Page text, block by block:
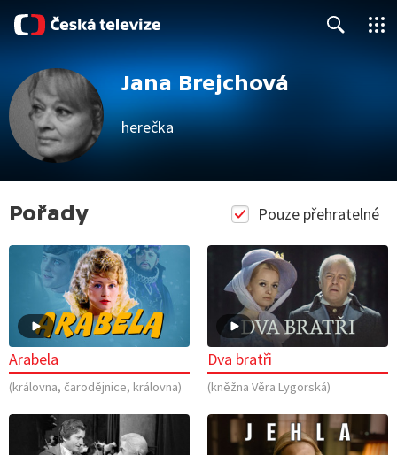
Jana Brejchová
herečka
Pouze přehratelné
Pořady
Arabela
(královna, čarodějnice, královna)
Dva bratři
(kněžna Věra Lygorská)